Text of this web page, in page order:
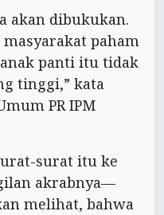
akan dibukukan.
paham
panti itu tidak
tinggi,” kata
PR IPM
surat itu ke
akrabnya—
melihat, bahwa